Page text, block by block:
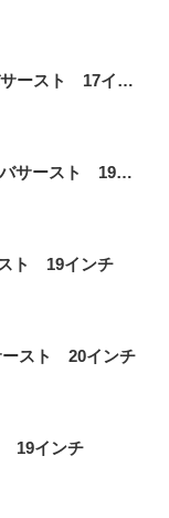
フォルクスワーゲン ゴルフ R ｘ TSW バサースト 17インチ
フォルクスワーゲン ゴルフ GTI ｘ TSW バサースト 19インチ
スト 19インチ
ースト 20インチ
19インチ